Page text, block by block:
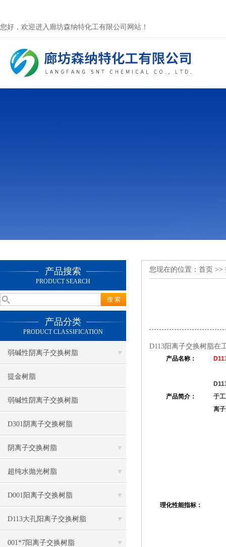
您好，欢迎进入廊坊森纳特化工有限公司网站！
产品搜索
PRODUCT SEARCH
产品分类
PRODUCT CLASSIFICATION
弱碱性阴离子交换树脂
提金树脂
弱碱性阴离子交换树脂
D301阴离子交换树脂
阴离子交换树脂
超纯水抛光树脂
D001阳离子交换树脂
D113大孔阳离子交换树脂
001*7阳离子交换树脂
您现在的位置： 首页 >>
D113阳离子交换树脂在
产品名称：
产品简介：
于
离
理化性能指标：